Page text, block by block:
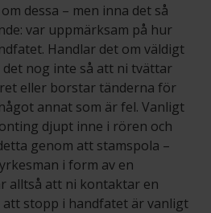
dessa – men inna det så
var uppmärksam på hur
Handlar det om väldigt
nog inte så att ni tvättar
eller borstar tänderna för
annat som är fel. Vanligt
djupt inne i rören och
genom att stamspola –
i form av en
alltså att ni kontaktar en
att stopp i handfatet är vanligt